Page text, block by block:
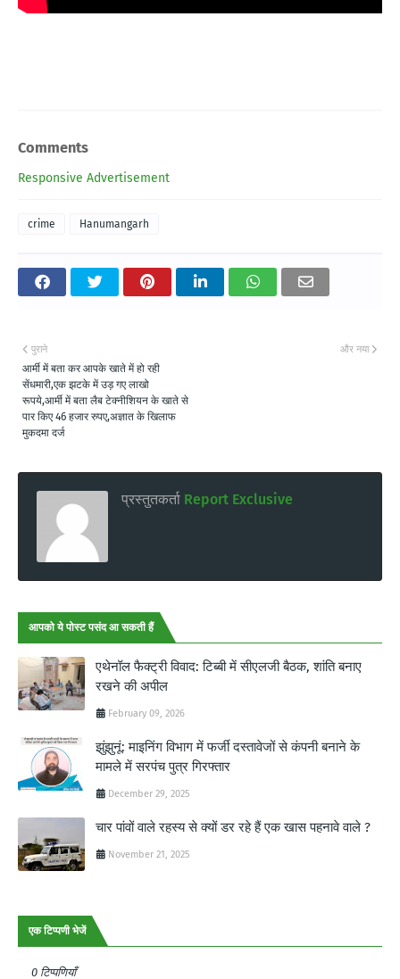
Comments
Responsive Advertisement
crime Hanumangarh
और नया
पुराने
आर्मी में बता कर आपके खाते में हो रही
सेंधमारी,एक झटके में उड़ गए लाखो
रूपये,आर्मी में बता लैब टेक्नीशियन के खाते से
पार किए 46 हजार रुपए,अज्ञात के खिलाफ
मुकदमा दर्ज
प्रस्तुतकर्ता Report Exclusive
आपको ये पोस्ट पसंद आ सकती हैं
एथेनॉल फैक्ट्री विवाद: टिब्बी में सीएलजी बैठक, शांति बनाए
रखने की अपील
February 09, 2026
झुंझुनूं: माइनिंग विभाग में फर्जी दस्तावेजों से कंपनी बनाने के
मामले में सरपंच पुत्र गिरफ्तार
December 29, 2025
चार पांवों वाले रहस्य से क्यों डर रहे हैं एक खास पहनावे वाले ?
November 21, 2025
एक टिप्पणी भेजें
0 टिप्पणियाँ